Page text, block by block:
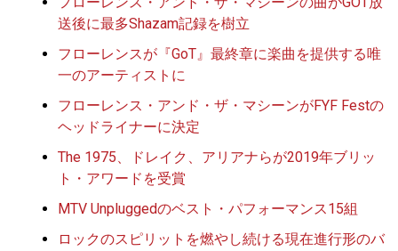
送後に最多Shazam記録を樹立
フローレンスが『GoT』最終章に楽曲を提供する唯
一のアーティストに
フローレンス・アンド・ザ・マシーンがFYF Festの
ヘッドライナーに決定
The 1975、ドレイク、アリアナらが2019年ブリッ
ト・アワードを受賞
MTV Unpluggedのベスト・パフォーマンス15組
ロックのスピリットを燃やし続ける現在進行形のバ